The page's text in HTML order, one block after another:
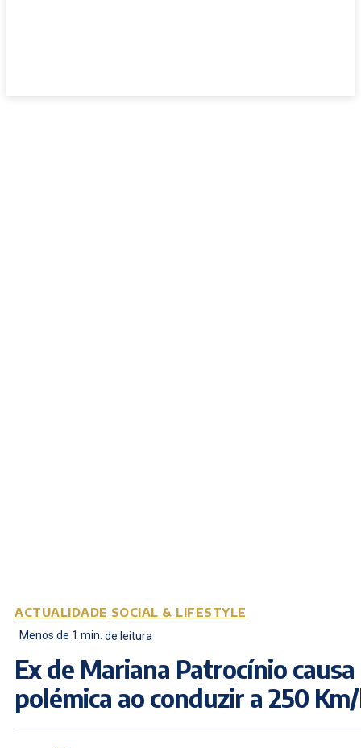
ACTUALIDADE SOCIAL & LIFESTYLE
Menos de 1 min. de leitura
Ex de Mariana Patrocínio causa
polémica ao conduzir a 250